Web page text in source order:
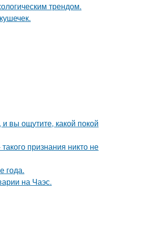
трендом.
вы ощутите, какой покой
признания никто не
года.
на Чаэс.